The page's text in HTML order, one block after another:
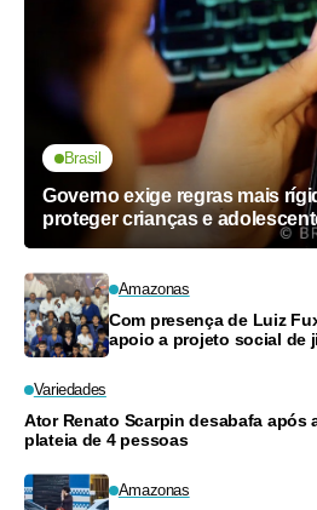
Brasil
Governo exige regras mais
proteger crianças e
Amazonas
Com presença de Luiz
apoio a projeto social de
Variedades
Ator Renato Scarpin desabafa após
plateia de 4 pessoas
Amazonas